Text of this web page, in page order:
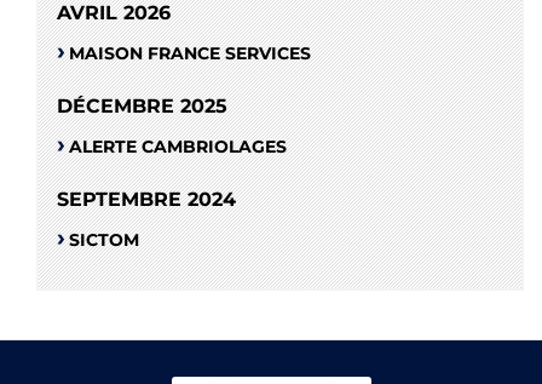
AVRIL 2026
MAISON FRANCE SERVICES
DÉCEMBRE 2025
ALERTE CAMBRIOLAGES
SEPTEMBRE 2024
SICTOM